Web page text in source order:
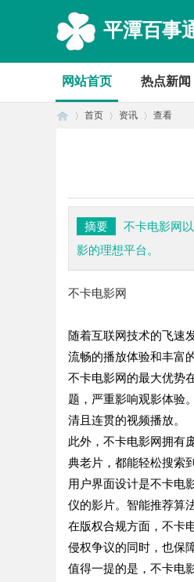
平潭百事
网站首页 热点新闻
首页 资讯 查看
摘要
不卡电影网
影的理想平台。
不卡电影网
随着互联网技术的飞速
流畅的播放体验和丰富
不卡电影网的最大优势
题，严重影响观影体验
清且连贯的视频播放。
此外，不卡电影网拥有
典老片，都能轻松搜索
用户界面设计是不卡电
仪的影片。智能推荐算
在版权合规方面，不卡
侵权争议的同时，也保
值得一提的是，不卡电